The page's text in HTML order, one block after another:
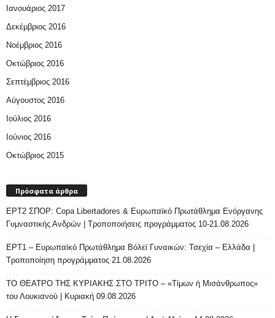
Ιανουάριος 2017
Δεκέμβριος 2016
Νοέμβριος 2016
Οκτώβριος 2016
Σεπτέμβριος 2016
Αύγουστος 2016
Ιούλιος 2016
Ιούνιος 2016
Οκτώβριος 2015
Πρόσφατα άρθρα
ΕΡΤ2 ΣΠΟΡ: Copa Libertadores & Ευρωπαϊκό Πρωτάθλημα Ενόργανης
Γυμναστικής Ανδρών | Τροποποιήσεις προγράμματος 10-21.08.2026
ΕΡΤ1 – Ευρωπαϊκό Πρωτάθλημα Βόλεϊ Γυναικών: Τσεχία – Ελλάδα |
Τροποποίηση προγράμματος 21.08.2026
ΤΟ ΘΕΑΤΡΟ ΤΗΣ ΚΥΡΙΑΚΗΣ ΣΤΟ ΤΡΙΤΟ – «Τίμων ή Μισάνθρωπος»
του Λουκιανού | Κυριακή 09.08.2026